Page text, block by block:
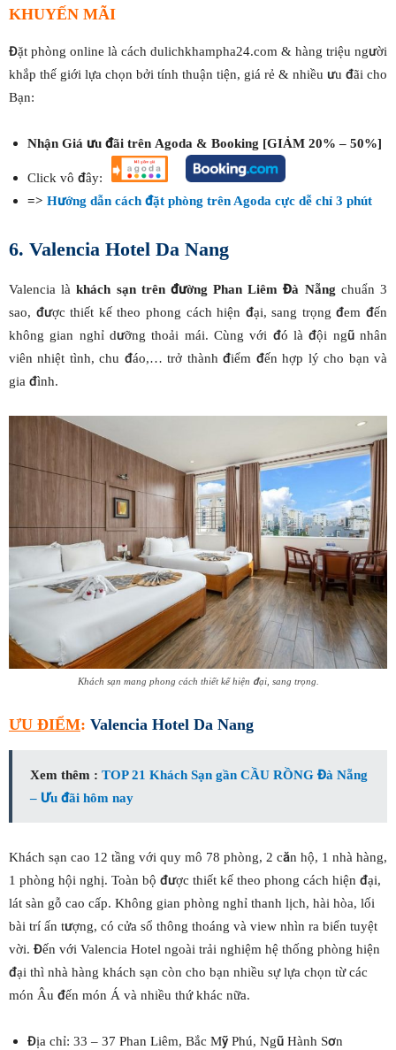
KHUYẾN MÃI
Đặt phòng online là cách dulichkhampha24.com & hàng triệu người
khắp thế giới lựa chọn bởi tính thuận tiện, giá rẻ & nhiều ưu đãi cho
Bạn:
Nhận Giá ưu đãi trên Agoda & Booking [GIẢM 20% – 50%]
Click vô đây:
=> Hướng dẫn cách đặt phòng trên Agoda cực dễ chỉ 3 phút
6. Valencia Hotel Da Nang
Valencia làkhách sạn trên đường Phan Liêm Đà Nẵng chuẩn 3
sao, được thiết kế theo phong cách hiện đại, sang trọng đem đến
không gian nghỉ dưỡng thoải mái. Cùng với đó là đội ngũ nhân
viên nhiệt tình, chu đáo,… trở thành điểm đến hợp lý cho bạn và
gia đình.
Khách sạn mang phong cách thiết kế hiện đại, sang trọng.
ƯU ĐIỂM: Valencia Hotel Da Nang
Xem thêm : TOP 21 Khách Sạn gần CẦU RỒNG Đà Nẵng
– Ưu đãi hôm nay
Khách sạn cao 12 tầng với quy mô 78 phòng, 2 căn hộ, 1 nhà hàng,
1 phòng hội nghị. Toàn bộ được thiết kế theo phong cách hiện đại,
lát sàn gỗ cao cấp. Không gian phòng nghỉ thanh lịch, hài hòa, lối
bài trí ấn tượng, có cửa sổ thông thoáng và view nhìn ra biển tuyệt
vời. Đến với Valencia Hotel ngoài trải nghiệm hệ thống phòng hiện
đại thì nhà hàng khách sạn còn cho bạn nhiều sự lựa chọn từ các
món Âu đến món Á và nhiều thứ khác nữa.
Địa chỉ: 33 – 37 Phan Liêm, Bắc Mỹ Phú, Ngũ Hành Sơn